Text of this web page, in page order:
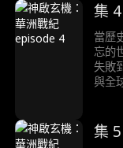
集 4
當歷
忘的
失敗
與全
集 5